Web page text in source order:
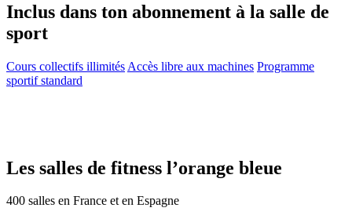
Inclus dans ton abonnement à la salle de
sport
Cours collectifs illimités Accès libre aux machines Programme
sportif standard
Les salles de fitness l’orange bleue
400 salles en France et en Espagne